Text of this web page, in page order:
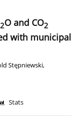
2O and CO2
with municipal
Stępniewski,
Stats